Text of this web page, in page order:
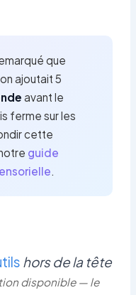
que
ajoutait 5
avant le
ferme sur les
cette
guide
.
hors de la tête
disponible — le